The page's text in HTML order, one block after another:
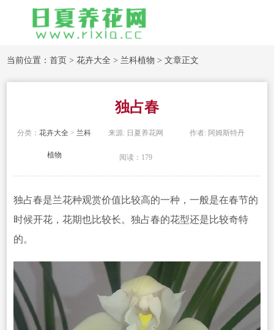
当前位置：首页 >花卉大全 > 兰科植物 > 文章正文
独占春
分类：花卉大全 > 兰科
植物
来源: 日夏养花网 作者: 阿姆斯特丹
阅读：179
独占春是兰花种观赏价值比较高的一种，一般是在春节的
时候开花，花期也比较长。独占春的花型还是比较奇特
的。